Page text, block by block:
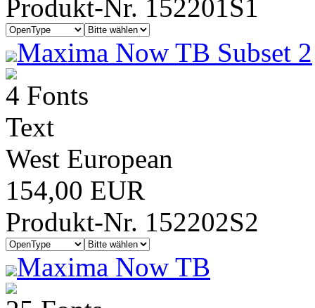
Produkt-Nr. 152201S1
Maxima Now TB Subset 2
4 Fonts
Text
West European
154,00 EUR
Produkt-Nr. 152202S2
Maxima Now TB